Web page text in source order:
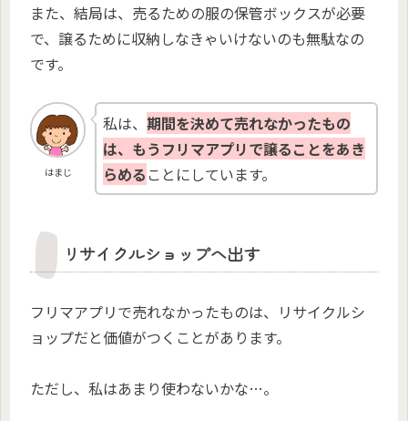
また、結局は、売るための服の保管ボックスが必要
で、譲るために収納しなきゃいけないのも無駄なの
です。
はまじ
私は、期間を決めて売れなかったもの
は、もうフリマアプリで譲ることをあき
らめる ことにしています。
リサイクルショップへ出す
フリマアプリで売れなかったものは、リサイクルシ
ョップだと価値がつくことがあります。
ただし、私はあまり使わないかな…。